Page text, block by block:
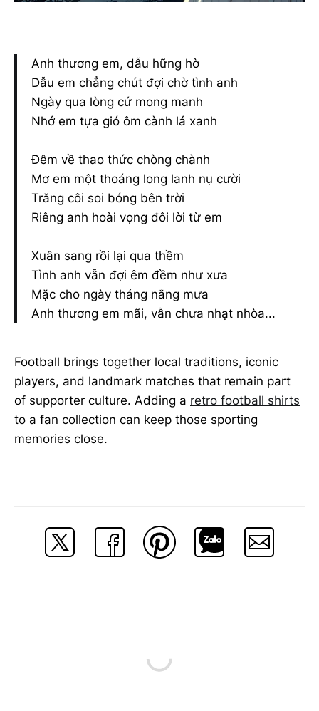
Anh thương em, dẫu hững hờ
Dẫu em chẳng chút đợi chờ tình anh
Ngày qua lòng cứ mong manh
Nhớ em tựa gió ôm cành lá xanh
Đêm về thao thức chòng chành
Mơ em một thoáng long lanh nụ cười
Trăng côi soi bóng bên trời
Riêng anh hoài vọng đôi lời từ em
Xuân sang rồi lại qua thềm
Tình anh vẫn đợi êm đềm như xưa
Mặc cho ngày tháng nắng mưa
Anh thương em mãi, vẫn chưa nhạt nhòa...
Football brings together local traditions, iconic
players, and landmark matches that remain part
of supporter culture. Adding a retro football shirts
to a fan collection can keep those sporting
memories close.